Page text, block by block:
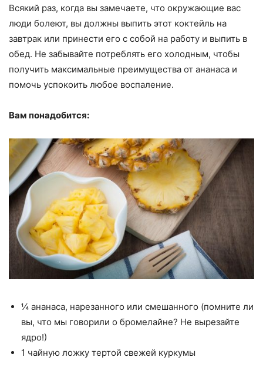
Всякий раз, когда вы замечаете, что окружающие вас
люди болеют, вы должны выпить этот коктейль на
завтрак или принести его с собой на работу и выпить в
обед. Не забывайте потреблять его холодным, чтобы
получить максимальные преимущества от ананаса и
помочь успокоить любое воспаление.
Вам понадобится:
¼ ананаса, нарезанного или смешанного (помните ли
вы, что мы говорили о бромелайне? Не вырезайте
ядро!)
1 чайную ложку тертой свежей куркумы